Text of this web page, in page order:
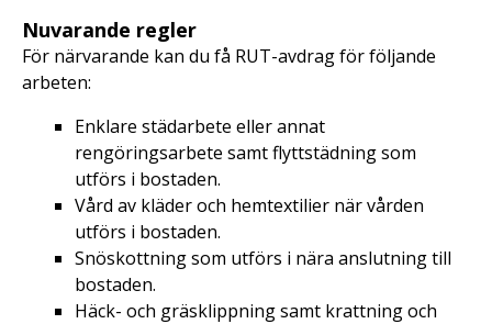
Nuvarande regler
För närvarande kan du få RUT-avdrag för följande
arbeten:
Enklare städarbete eller annat
rengöringsarbete samt flyttstädning som
utförs i bostaden.
Vård av kläder och hemtextilier när vården
utförs i bostaden.
Snöskottning som utförs i nära anslutning till
bostaden.
Häck- och gräsklippning samt krattning och